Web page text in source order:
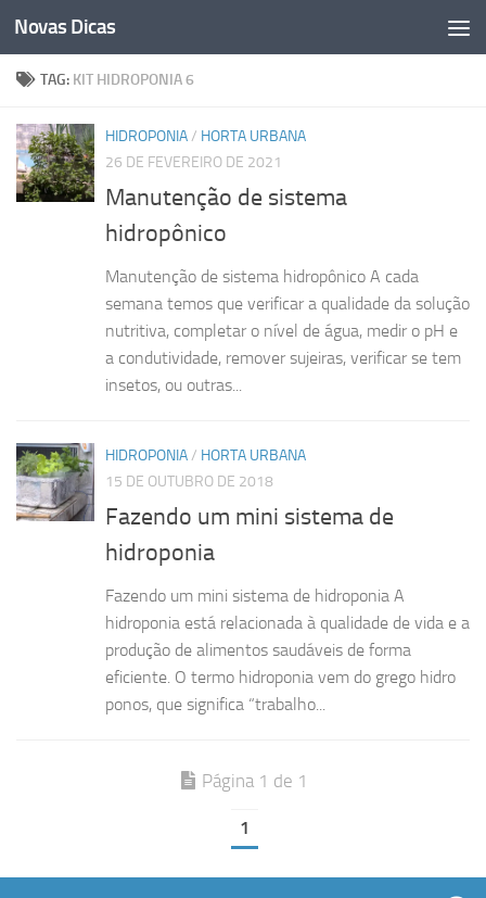
Skip to content
Novas Dicas
TAG: KIT HIDROPONIA 6
HIDROPONIA/ HORTA URBANA
26 DE FEVEREIRO DE 2021
Manutenção de sistema
hidropônico
Manutenção de sistema hidropônico A cada
semana temos que verificar a qualidade da solução
nutritiva, completar o nível de água, medir o pH e
a condutividade, remover sujeiras, verificar se tem
insetos, ou outras...
HIDROPONIA/ HORTA URBANA
15 DE OUTUBRO DE 2018
Fazendo um mini sistema de
hidroponia
Fazendo um mini sistema de hidroponia A
hidroponia está relacionada à qualidade de vida e a
produção de alimentos saudáveis de forma
eficiente. O termo hidroponia vem do grego hidro
ponos, que significa “trabalho...
Página 1 de 1
1